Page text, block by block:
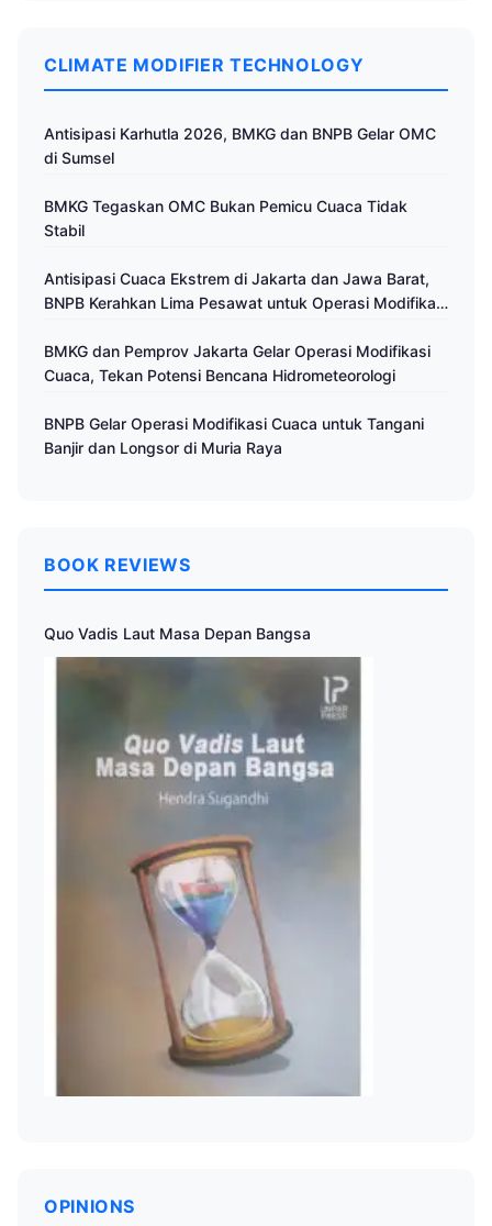
CLIMATE MODIFIER TECHNOLOGY
Antisipasi Karhutla 2026, BMKG dan BNPB Gelar OMC
di Sumsel
BMKG Tegaskan OMC Bukan Pemicu Cuaca Tidak
Stabil
Antisipasi Cuaca Ekstrem di Jakarta dan Jawa Barat,
BNPB Kerahkan Lima Pesawat untuk Operasi Modifikasi
BMKG dan Pemprov Jakarta Gelar Operasi Modifikasi
Cuaca, Tekan Potensi Bencana Hidrometeorologi
BNPB Gelar Operasi Modifikasi Cuaca untuk Tangani
Banjir dan Longsor di Muria Raya
BOOK REVIEWS
Quo Vadis Laut Masa Depan Bangsa
OPINIONS